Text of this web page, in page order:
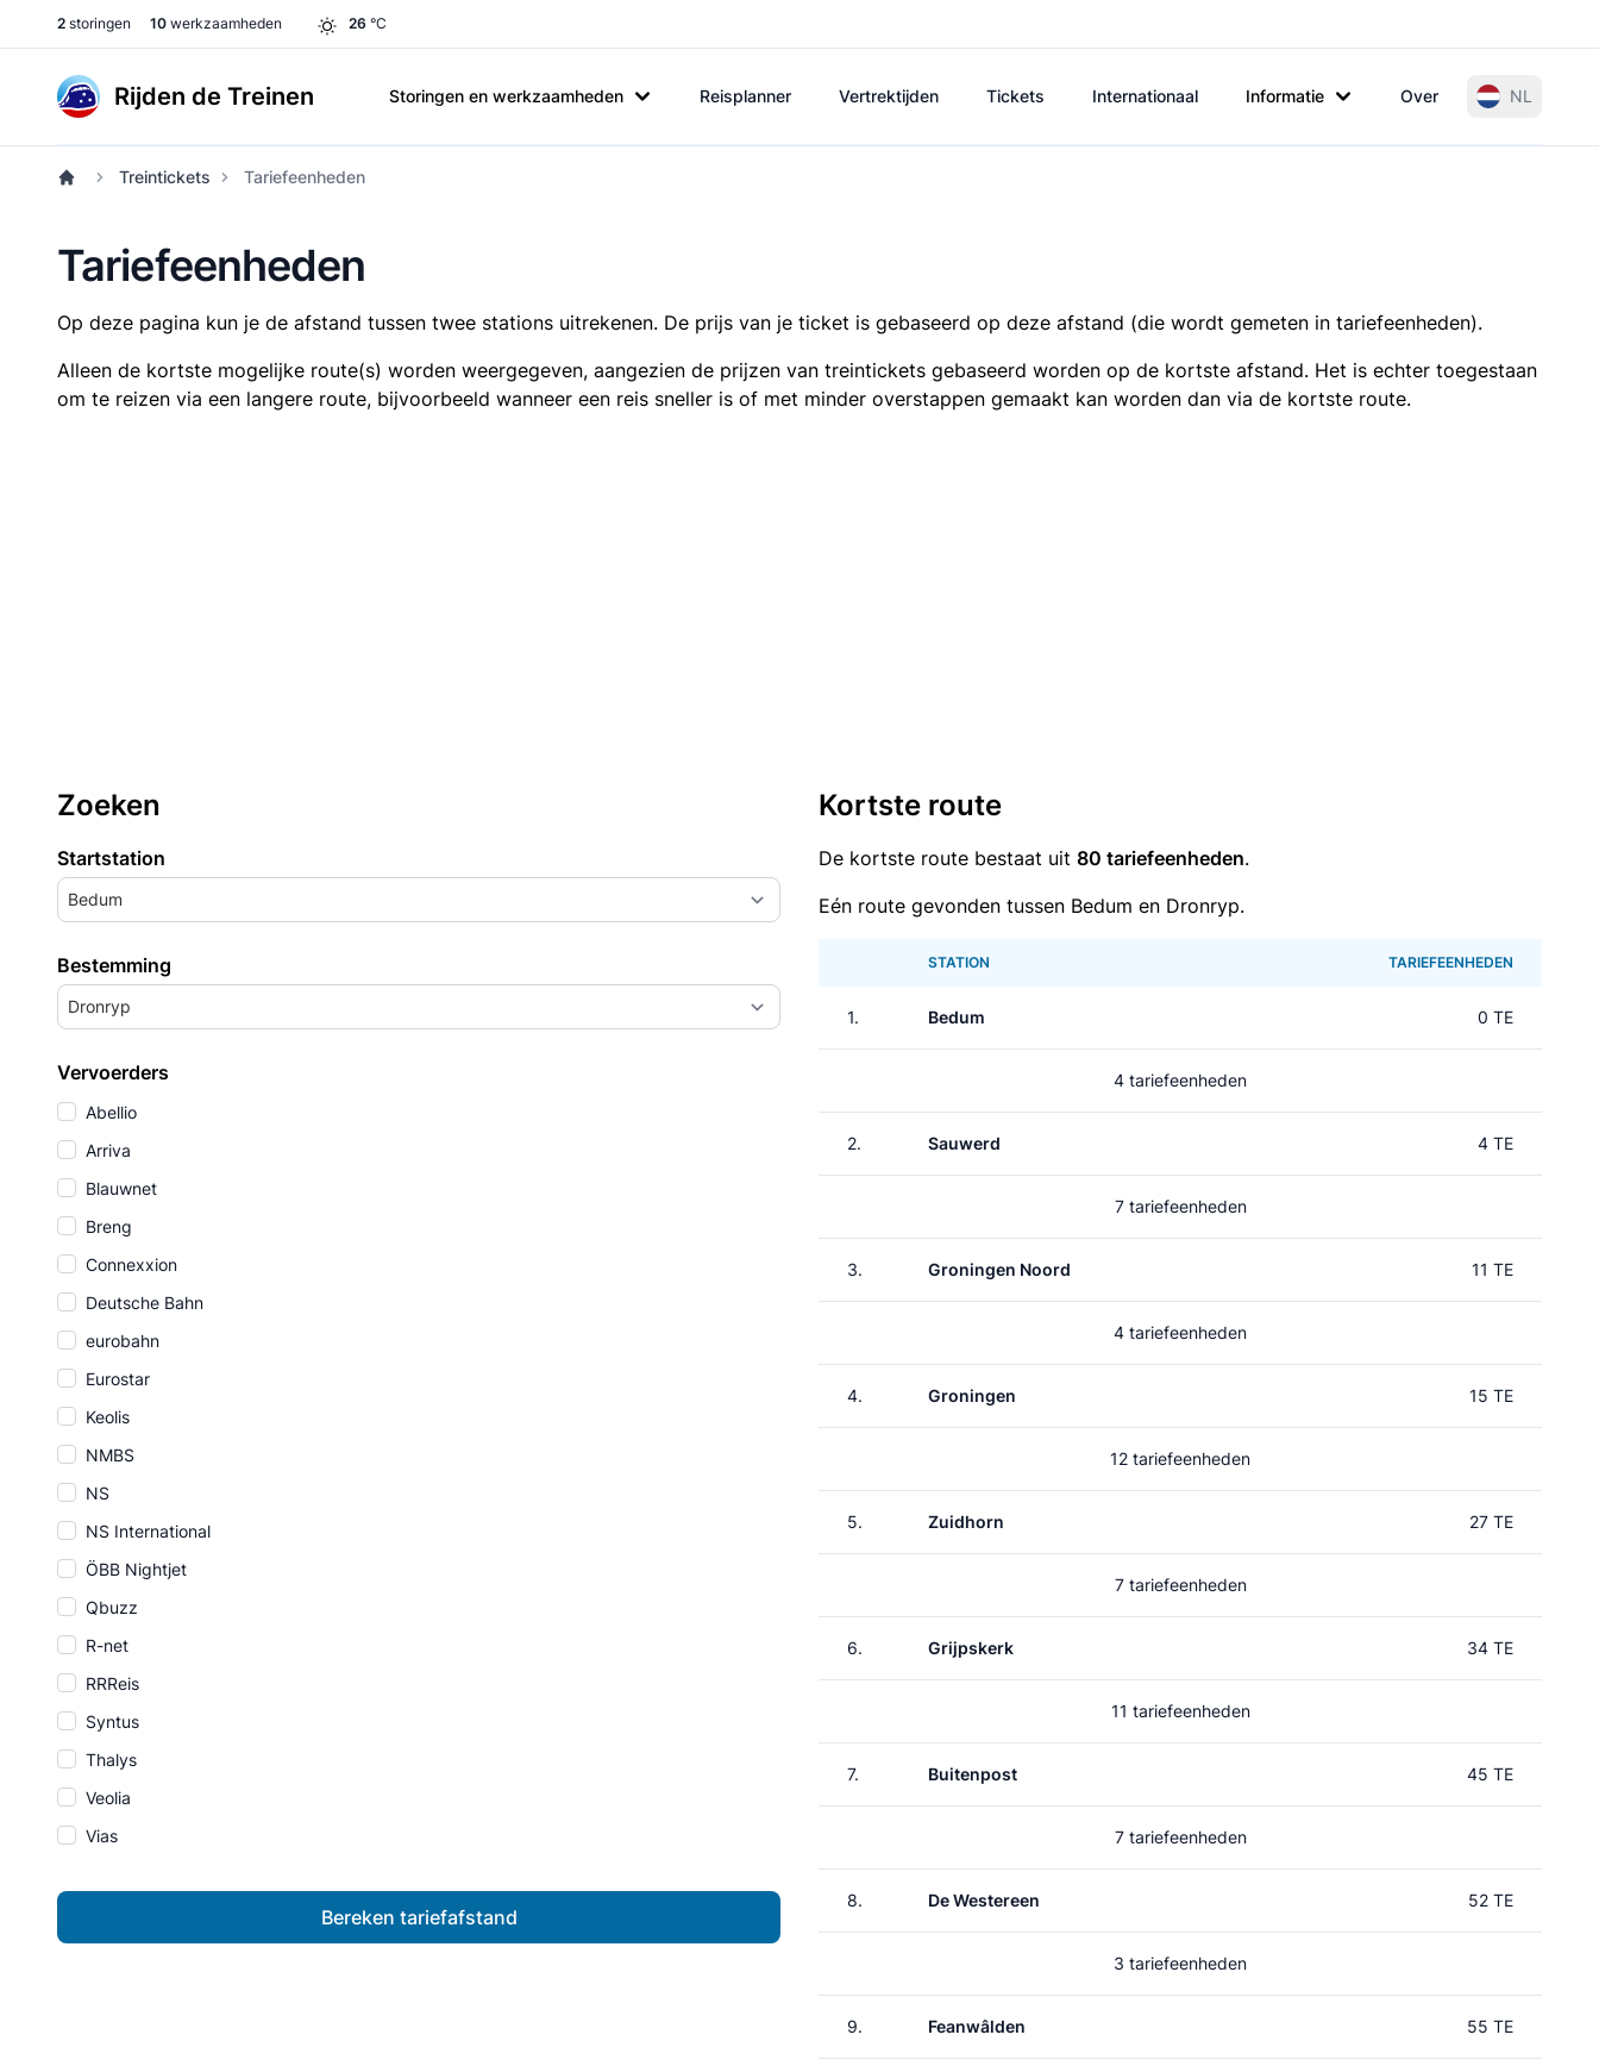
2 storingen 10 werkzaamheden 26 °C
Rijden de Treinen Storingen en werkzaamheden Reisplanner Vertrektijden Tickets Internationaal Informatie Over NL
Treintickets Tariefeenheden
Tariefeenheden
Op deze pagina kun je de afstand tussen twee stations uitrekenen. De prijs van je ticket is gebaseerd op deze afstand (die wordt gemeten in tariefeenheden).
Alleen de kortste mogelijke route(s) worden weergegeven, aangezien de prijzen van treintickets gebaseerd worden op de kortste afstand. Het is echter toegestaan
om te reizen via een langere route, bijvoorbeeld wanneer een reis sneller is of met minder overstappen gemaakt kan worden dan via de kortste route.
Zoeken
Startstation
Bedum
Bestemming
Dronryp
Vervoerders
Abellio
Arriva
Blauwnet
Breng
Connexxion
Deutsche Bahn
eurobahn
Eurostar
Keolis
NMBS
NS
NS International
ÖBB Nightjet
Qbuzz
R-net
RRReis
Syntus
Thalys
Veolia
Vias
Bereken tariefafstand
Kortste route
De kortste route bestaat uit 80 tariefeenheden.
Eén route gevonden tussen Bedum en Dronryp.
STATION TARIEFEENHEDEN
1. Bedum 0 TE
4 tariefeenheden
2. Sauwerd 4 TE
7 tariefeenheden
3. Groningen Noord 11 TE
4 tariefeenheden
4. Groningen 15 TE
12 tariefeenheden
5. Zuidhorn 27 TE
7 tariefeenheden
6. Grijpskerk 34 TE
11 tariefeenheden
7. Buitenpost 45 TE
7 tariefeenheden
8. De Westereen 52 TE
3 tariefeenheden
9. Feanwâlden 55 TE